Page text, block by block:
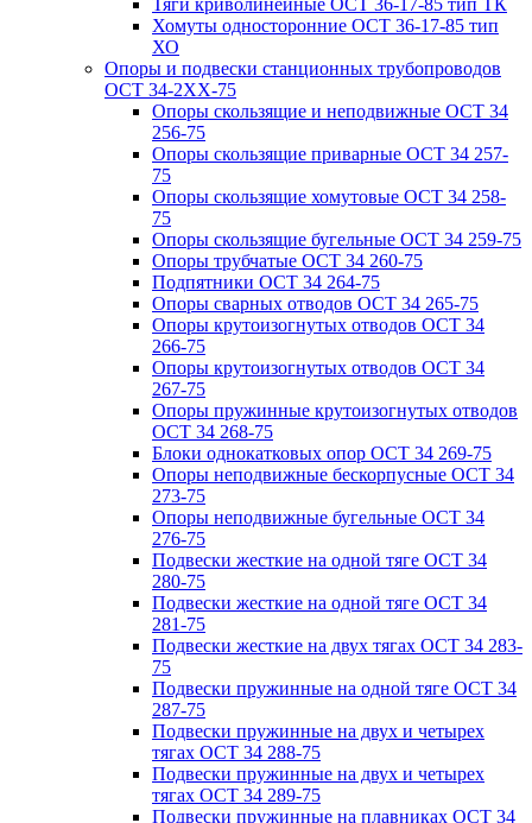
Тяги криволинейные ОСТ 36-17-85 тип ТК
Хомуты односторонние ОСТ 36-17-85 тип
ХО
Опоры и подвески станционных трубопроводов
ОСТ 34-2XX-75
Опоры скользящие и неподвижные ОСТ 34
256-75
Опоры скользящие приварные ОСТ 34 257-
75
Опоры скользящие хомутовые ОСТ 34 258-
75
Опоры скользящие бугельные ОСТ 34 259-75
Опоры трубчатые ОСТ 34 260-75
Подпятники ОСТ 34 264-75
Опоры сварных отводов ОСТ 34 265-75
Опоры крутоизогнутых отводов ОСТ 34
266-75
Опоры крутоизогнутых отводов ОСТ 34
267-75
Опоры пружинные крутоизогнутых отводов
ОСТ 34 268-75
Блоки однокатковых опор ОСТ 34 269-75
Опоры неподвижные бескорпусные ОСТ 34
273-75
Опоры неподвижные бугельные ОСТ 34
276-75
Подвески жесткие на одной тяге ОСТ 34
280-75
Подвески жесткие на одной тяге ОСТ 34
281-75
Подвески жесткие на двух тягах ОСТ 34 283-
75
Подвески пружинные на одной тяге ОСТ 34
287-75
Подвески пружинные на двух и четырех
тягах ОСТ 34 288-75
Подвески пружинные на двух и четырех
тягах ОСТ 34 289-75
Подвески пружинные на плавниках ОСТ 34